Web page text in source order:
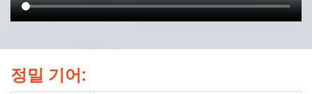
정밀 기어: